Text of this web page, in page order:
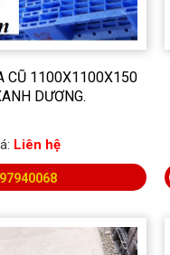
CŨ 1100X1100X150
DƯƠNG.
Liên hệ